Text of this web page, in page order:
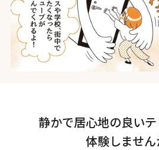
静かで居心地の良い
体験しません